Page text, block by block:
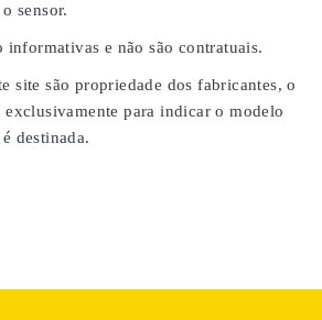
sensor.
informativas e não são contratuais.
site são propriedade dos fabricantes, o
exclusivamente para indicar o modelo
destinada.